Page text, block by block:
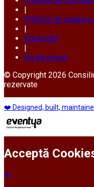
|
Politica de cookie-
|
Copyright
|
Kit de presă
© Copyright 2026
rezervate
❤️ Designed, built,
Acceptă